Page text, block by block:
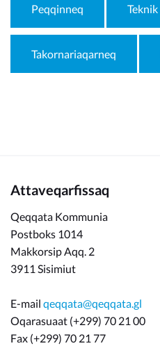
Peqqinneq Teknik
Takornariaqarneq
Attaveqarfissaq
Qeqqata Kommunia
Postboks 1014
Makkorsip Aqq. 2
3911 Sisimiut
E-mail qeqqata@qeqqata.gl
Oqarasuaat (+299) 70 21 00
Fax (+299) 70 21 77